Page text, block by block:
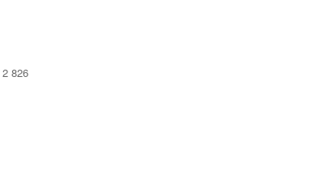
826